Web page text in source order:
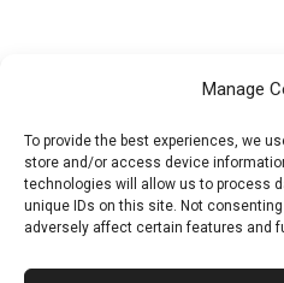
Manage
To provide the best experiences, we
store and/or access device
technologies will allow us to process
unique IDs on this site. Not
adversely affect certain features and
1